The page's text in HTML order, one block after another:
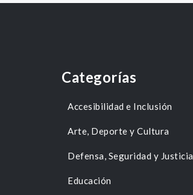
Categorías
Accesibilidad e Inclusión
Arte, Deporte y Cultura
Defensa, Seguridad y Justicia
Educación